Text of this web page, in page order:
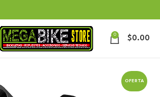
0 $0.00
OFERTA